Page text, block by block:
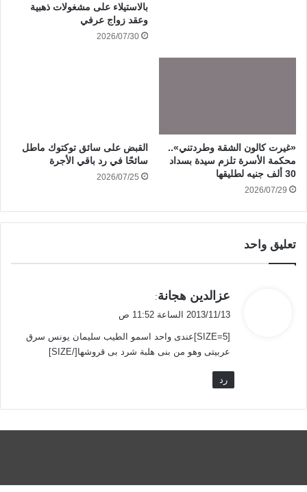
بالاستيلاء على مشغولات ذهبية
وعقد زواج عرفي
2026/07/30
«غيرت كالون الشقة وطردتني»..
محكمة الأسرة تلزم سيدة بسداد
30 ألف جنيه لطليقها
2026/07/29
القبض على سائق توكتوك ماطل
سائحًا في رد باقي الأجرة
2026/07/25
تعليق واحد
ي
ل
عزالدين هجانة:
2013/11/13 الساعة 11:52 ص
[SIZE=5]عندى واحد اسمو الطيب سليمان يونس سرق
عربيتى وهو من بنى هلبة شرد بى قروشها[/SIZE]
رد